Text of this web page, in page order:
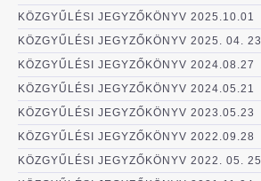
KÖZGYŰLÉSI JEGYZŐKÖNYV 2025.10.01
KÖZGYŰLÉSI JEGYZŐKÖNYV 2025. 04. 23
KÖZGYŰLÉSI JEGYZŐKÖNYV 2024.08.27
KÖZGYŰLÉSI JEGYZŐKÖNYV 2024.05.21
KÖZGYŰLÉSI JEGYZŐKÖNYV 2023.05.23
KÖZGYŰLÉSI JEGYZŐKÖNYV 2022.09.28
KÖZGYŰLÉSI JEGYZŐKÖNYV 2022. 05. 25